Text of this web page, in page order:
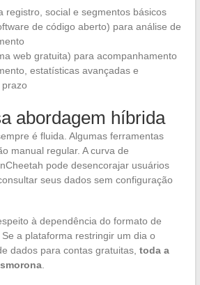
registro, social e segmentos básicos
de código aberto) para análise de
web gratuita) para acompanhamento
estatísticas avançadas e
abordagem híbrida
é fluida. Algumas ferramentas
manual regular. A curva de
pode desencorajar usuários
seus dados sem configuração
à dependência do formato de
a plataforma restringir um dia o
dados para contas gratuitas, toda a
.